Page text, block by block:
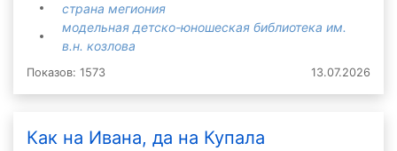
страна мегиония
модельная детско-юношеская библиотека им.
в.н. козлова
Показов: 1573 13.07.2026
Как на Ивана, да на Купала